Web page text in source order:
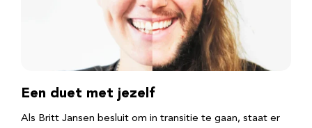
Een duet met jezelf
Als Britt Jansen besluit om in transitie te gaan, staat er